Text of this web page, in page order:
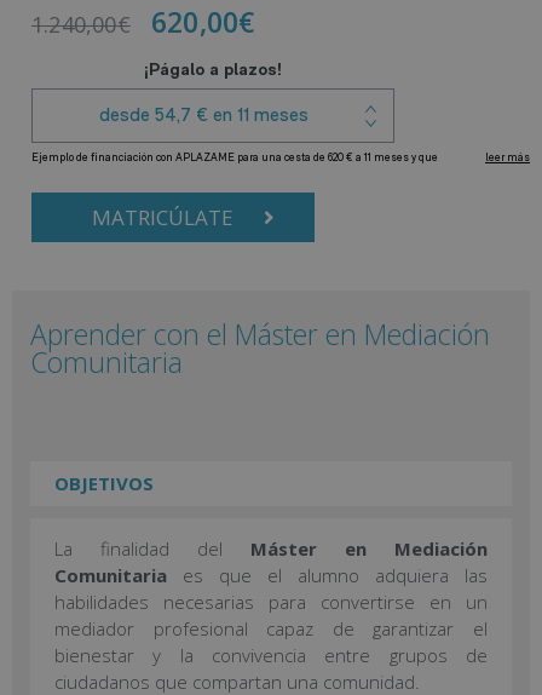
1.240,00€ 620,00€
MATRICÚLATE
Aprender con el Máster en Mediación
Comunitaria
OBJETIVOS
La finalidad del Máster en Mediación
Comunitaria es que el alumno adquiera las
habilidades necesarias para convertirse en un
mediador profesional capaz de garantizar el
bienestar y la convivencia entre grupos de
ciudadanos que compartan una comunidad.